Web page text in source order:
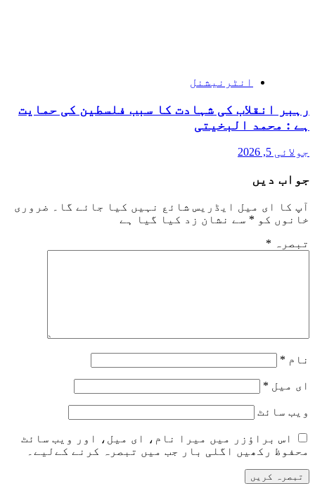
انٹرنیشنل
رہبر انقلاب کی شہادت کا سبب فلسطین کی حمایت
ہے : محمد البخیتی
جولائی 5, 2026
جواب دیں
آپ کا ای میل ایڈریس شائع نہیں کیا جائے گا۔
ضروری
خانوں کو * سے نشان زد کیا گیا ہے
تبصرہ *
نام *
ای میل *
ویب‌ سائٹ
اس براؤزر میں میرا نام، ای میل، اور ویب سائٹ
محفوظ رکھیں اگلی بار جب میں تبصرہ کرنے کےلیے۔